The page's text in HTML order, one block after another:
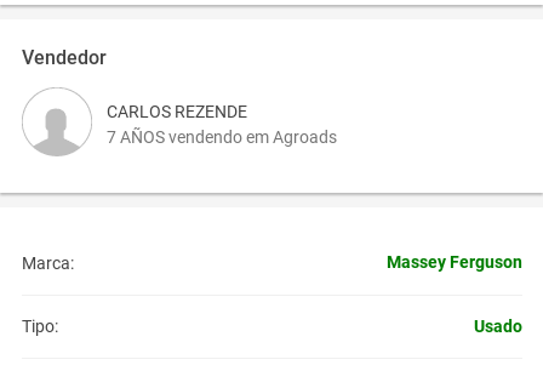
Vendedor
CARLOS REZENDE
7 AÑOS vendendo em Agroads
Marca: Massey Ferguson
Tipo: Usado